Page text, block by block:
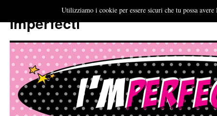
Imperfecti
Utilizziamo i cookie per essere sicuri che tu possa